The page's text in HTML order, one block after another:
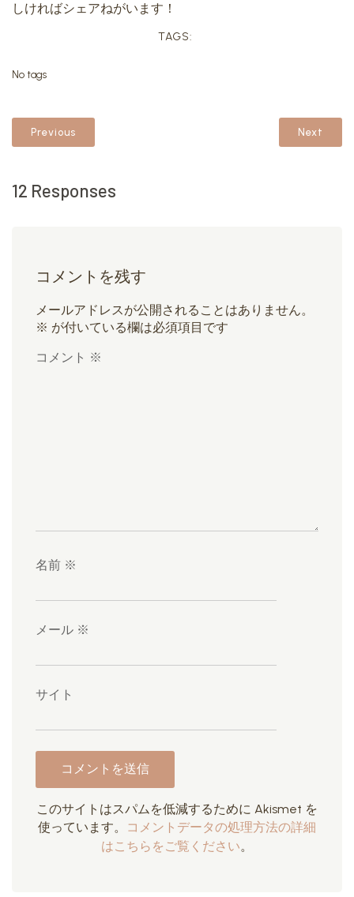
しければシェアねがいます！
TAGS:
No tags
Previous Next
12 Responses
コメントを残す
メールアドレスが公開されることはありません。
※ が付いている欄は必須項目です
コメント ※
名前 ※
メール ※
サイト
このサイトはスパムを低減するために Akismet を
使っています。
コメントデータの処理方法の詳細
はこちらをご覧ください。